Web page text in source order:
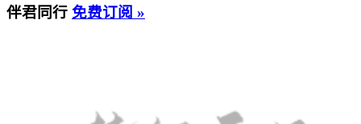
伴君同行 免费订阅 »